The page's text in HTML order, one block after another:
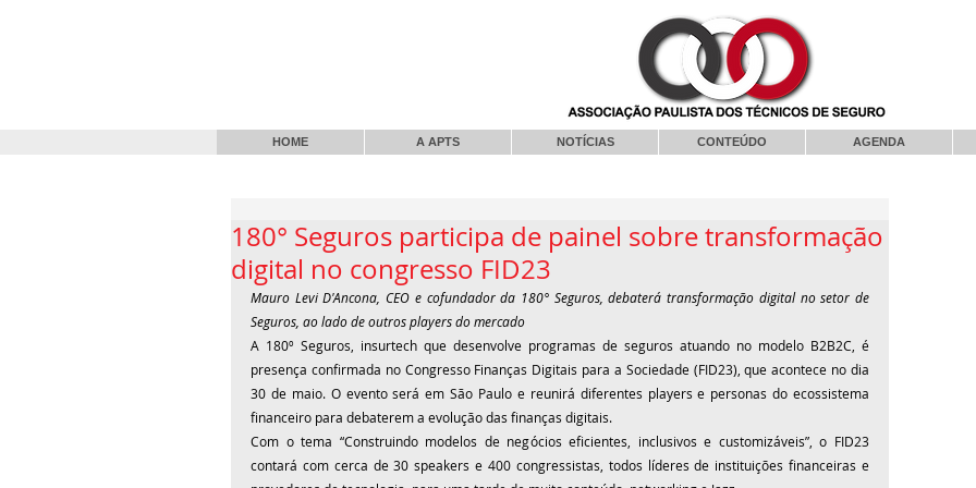
HOME A APTS NOTÍCIAS CONTEÚDO AGENDA
180° Seguros participa de painel sobre transformação
digital no congresso FID23
Mauro Levi D'Ancona, CEO e cofundador da 180° Seguros, debaterá transformação digital no setor de
Seguros, ao lado de outros players do mercado
A 180º Seguros , insurtech que desenvolve programas de seguros atuando no modelo B2B2C, é
presença confirmada no Congresso Finanças Digitais para a Sociedade (FID23), que acontece no dia
30 de maio. O evento será em São Paulo e reunirá diferentes players e personas do ecossistema
financeiro para debaterem a evolução das finanças digitais.
Com o tema “Construindo modelos de negócios eficientes, inclusivos e customizáveis”, o FID23
contará com cerca de 30 speakers e 400 congressistas, todos líderes de instituições financeiras e